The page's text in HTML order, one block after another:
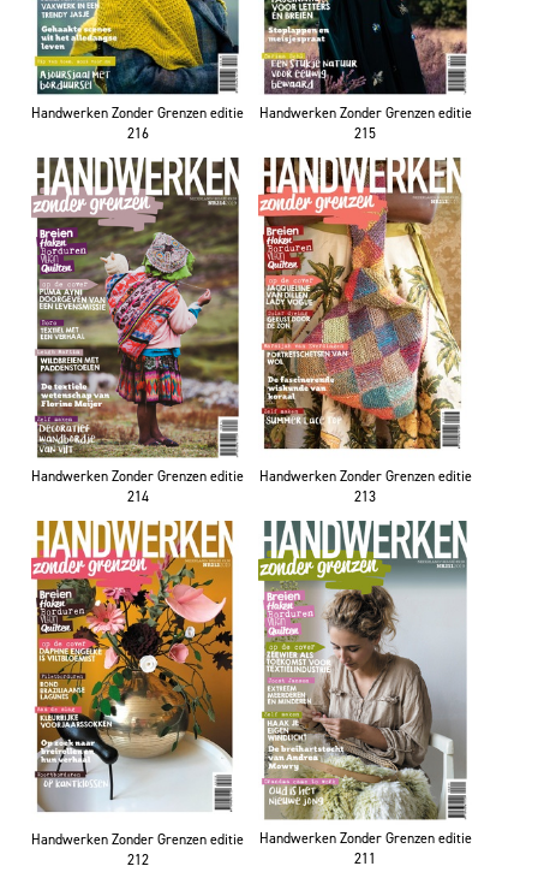
Handwerken Zonder Grenzen editie
216
Handwerken Zonder Grenzen editie
215
Handwerken Zonder Grenzen editie
214
Handwerken Zonder Grenzen editie
213
Handwerken Zonder Grenzen editie
212
Handwerken Zonder Grenzen editie
211